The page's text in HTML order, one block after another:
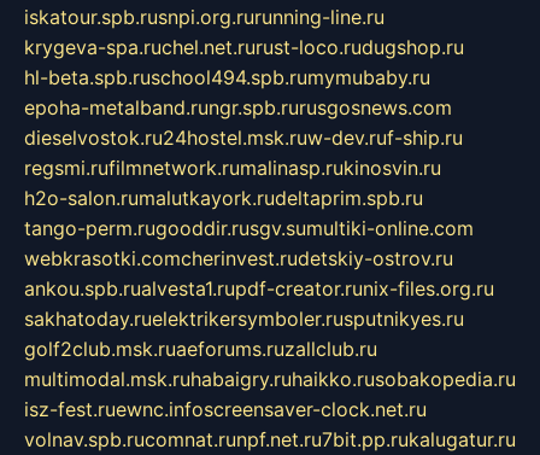
iskatour.spb.rusnpi.org.rurunning-line.ru
krygeva-spa.ruchel.net.rurust-loco.rudugshop.ru
hl-beta.spb.ruschool494.spb.rumymubaby.ru
epoha-metalband.rungr.spb.rurusgosnews.com
dieselvostok.ru24hostel.msk.ruw-dev.ruf-ship.ru
regsmi.rufilmnetwork.rumalinasp.rukinosvin.ru
h2o-salon.rumalutkayork.rudeltaprim.spb.ru
tango-perm.rugooddir.rusgv.sumultiki-online.com
webkrasotki.comcherinvest.rudetskiy-ostrov.ru
ankou.spb.rualvesta1.rupdf-creator.runix-files.org.ru
sakhatoday.ruelektrikersymboler.rusputnikyes.ru
golf2club.msk.ruaeforums.ruzallclub.ru
multimodal.msk.ruhabaigry.ruhaikko.rusobakopedia.ru
isz-fest.ruewnc.infoscreensaver-clock.net.ru
volnav.spb.rucomnat.runpf.net.ru7bit.pp.rukalugatur.ru